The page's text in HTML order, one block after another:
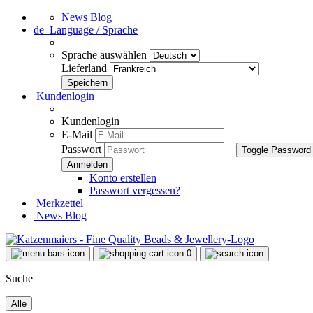
News Blog
de Language / Sprache
Sprache auswählen
Lieferland
Kundenlogin
Kundenlogin
E-Mail
Passwort
Toggle
Konto erstellen
Passwort vergessen?
Merkzettel
News Blog
0
Suche
Alle